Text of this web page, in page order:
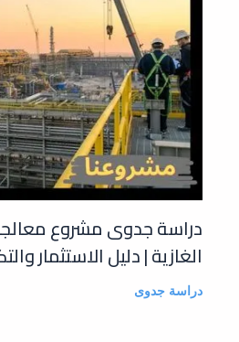
دراسة جدوى مشروع
الغازية | دليل الاستثمار
دراسة جدوى